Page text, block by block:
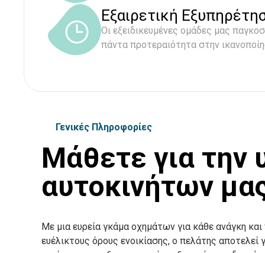
Εξαιρετική
Οι εξειδικευμένες ομάδες μας
πάντα προτεραιότητα στην
Γενικές Πληροφορίες
Μάθετε για την
αυτοκινήτων
Με μια ευρεία γκάμα οχημάτων για κάθε ανάγκη
ευέλικτους όρους ενοικίασης, ο πελάτης